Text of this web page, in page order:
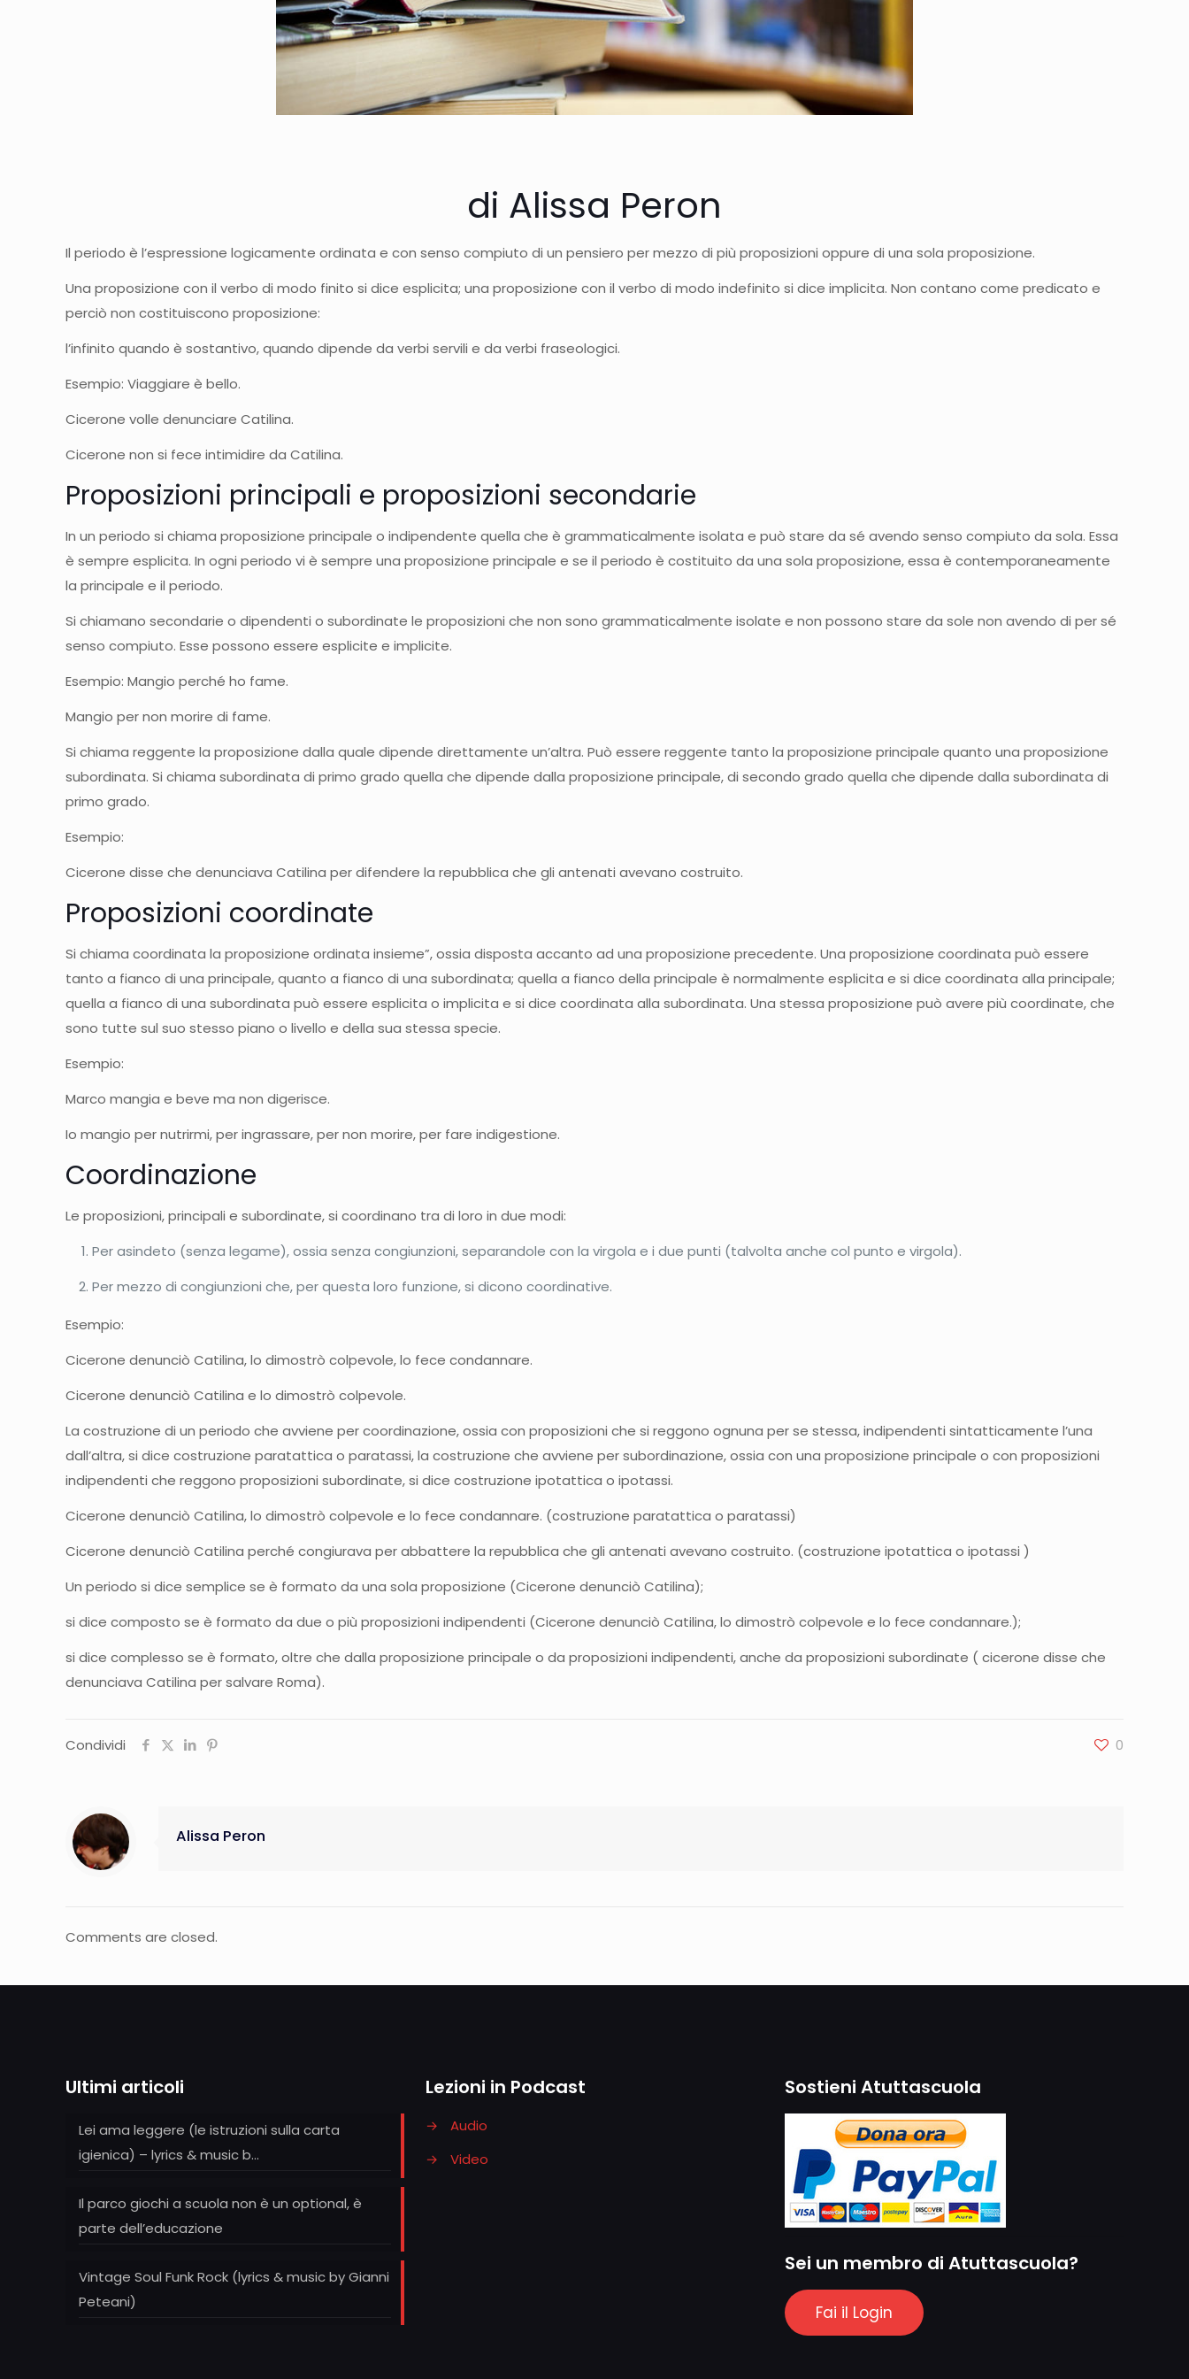
di Alissa Peron
Il periodo è l’espressione logicamente ordinata e con senso compiuto di un pensiero per mezzo di più proposizioni oppure di una sola proposizione.
Una proposizione con il verbo di modo finito si dice esplicita; una proposizione con il verbo di modo indefinito si dice implicita. Non contano come predicato e
perciò non costituiscono proposizione:
l’infinito quando è sostantivo, quando dipende da verbi servili e da verbi fraseologici.
Esempio: Viaggiare è bello.
Cicerone volle denunciare Catilina.
Cicerone non si fece intimidire da Catilina.
Proposizioni principali e proposizioni secondarie
In un periodo si chiama proposizione principale o indipendente quella che è grammaticalmente isolata e può stare da sé avendo senso compiuto da sola. Essa
è sempre esplicita. In ogni periodo vi è sempre una proposizione principale e se il periodo è costituito da una sola proposizione, essa è contemporaneamente
la principale e il periodo.
Si chiamano secondarie o dipendenti o subordinate le proposizioni che non sono grammaticalmente isolate e non possono stare da sole non avendo di per sé
senso compiuto. Esse possono essere esplicite e implicite.
Esempio: Mangio perché ho fame.
Mangio per non morire di fame.
Si chiama reggente la proposizione dalla quale dipende direttamente un’altra. Può essere reggente tanto la proposizione principale quanto una proposizione
subordinata. Si chiama subordinata di primo grado quella che dipende dalla proposizione principale, di secondo grado quella che dipende dalla subordinata di
primo grado.
Esempio:
Cicerone disse che denunciava Catilina per difendere la repubblica che gli antenati avevano costruito.
Proposizioni coordinate
Si chiama coordinata la proposizione ordinata insieme”, ossia disposta accanto ad una proposizione precedente. Una proposizione coordinata può essere
tanto a fianco di una principale, quanto a fianco di una subordinata; quella a fianco della principale è normalmente esplicita e si dice coordinata alla principale;
quella a fianco di una subordinata può essere esplicita o implicita e si dice coordinata alla subordinata. Una stessa proposizione può avere più coordinate, che
sono tutte sul suo stesso piano o livello e della sua stessa specie.
Esempio:
Marco mangia e beve ma non digerisce.
Io mangio per nutrirmi, per ingrassare, per non morire, per fare indigestione.
Coordinazione
Le proposizioni, principali e subordinate, si coordinano tra di loro in due modi:
Per asindeto (senza legame), ossia senza congiunzioni, separandole con la virgola e i due punti (talvolta anche col punto e virgola).
Per mezzo di congiunzioni che, per questa loro funzione, si dicono coordinative.
Esempio:
Cicerone denunciò Catilina, lo dimostrò colpevole, lo fece condannare.
Cicerone denunciò Catilina e lo dimostrò colpevole.
La costruzione di un periodo che avviene per coordinazione, ossia con proposizioni che si reggono ognuna per se stessa, indipendenti sintatticamente l’una
dall’altra, si dice costruzione paratattica o paratassi, la costruzione che avviene per subordinazione, ossia con una proposizione principale o con proposizioni
indipendenti che reggono proposizioni subordinate, si dice costruzione ipotattica o ipotassi.
Cicerone denunciò Catilina, lo dimostrò colpevole e lo fece condannare. (costruzione paratattica o paratassi)
Cicerone denunciò Catilina perché congiurava per abbattere la repubblica che gli antenati avevano costruito. (costruzione ipotattica o ipotassi )
Un periodo si dice semplice se è formato da una sola proposizione (Cicerone denunciò Catilina);
si dice composto se è formato da due o più proposizioni indipendenti (Cicerone denunciò Catilina, lo dimostrò colpevole e lo fece condannare.);
si dice complesso se è formato, oltre che dalla proposizione principale o da proposizioni indipendenti, anche da proposizioni subordinate ( cicerone disse che
denunciava Catilina per salvare Roma).
Condividi 0
Alissa Peron
Comments are closed.
Ultimi articoli
Lei ama leggere (le istruzioni sulla carta
igienica) – lyrics & music b…
Il parco giochi a scuola non è un optional, è
parte dell’educazione
Vintage Soul Funk Rock (lyrics & music by Gianni
Peteani)
Lezioni in Podcast
→
Audio
→
Video
Sostieni Atuttascuola
Sei un membro di Atuttascuola?
Fai il Login